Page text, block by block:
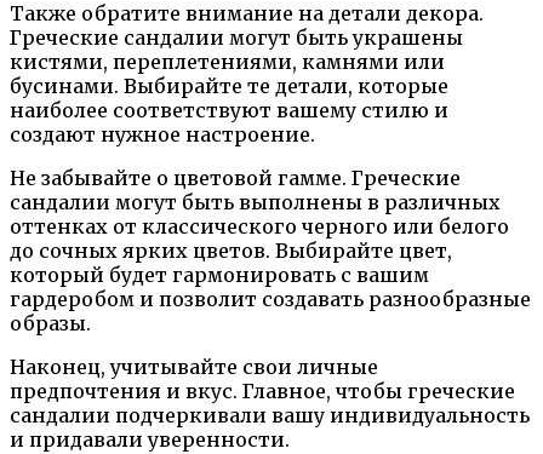
Также обратите внимание на детали декора.
Греческие сандалии могут быть украшены
кистями, переплетениями, камнями или
бусинами. Выбирайте те детали, которые
наиболее соответствуют вашему стилю и
создают нужное настроение.
Не забывайте о цветовой гамме. Греческие
сандалии могут быть выполнены в различных
оттенках от классического черного или белого
до сочных ярких цветов. Выбирайте цвет,
который будет гармонировать с вашим
гардеробом и позволит создавать разнообразные
образы.
Наконец, учитывайте свои личные
предпочтения и вкус. Главное, чтобы греческие
сандалии подчеркивали вашу индивидуальность
и придавали уверенности.